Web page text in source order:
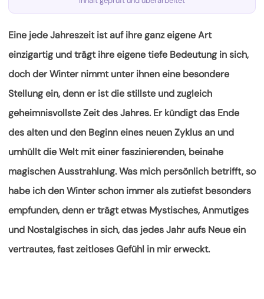
Eine jede Jahreszeit ist auf ihre ganz eigene Art
einzigartig und trägt ihre eigene tiefe Bedeutung in sich,
doch der Winter nimmt unter ihnen eine besondere
Stellung ein, denn er ist die stillste und zugleich
geheimnisvollste Zeit des Jahres. Er kündigt das Ende
des alten und den Beginn eines neuen Zyklus an und
umhüllt die Welt mit einer faszinierenden, beinahe
magischen Ausstrahlung. Was mich persönlich betrifft, so
habe ich den Winter schon immer als zutiefst besonders
empfunden, denn er trägt etwas Mystisches, Anmutiges
und Nostalgisches in sich, das jedes Jahr aufs Neue ein
vertrautes, fast zeitloses Gefühl in mir erweckt.